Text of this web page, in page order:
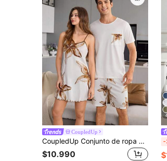
CoupledUp
CoupledUp Conjunto de ropa de estar en casa para hombre con sudadera de manga corta con bolsillo y shorts con estampado de flor de lirio
$10.990
4
-